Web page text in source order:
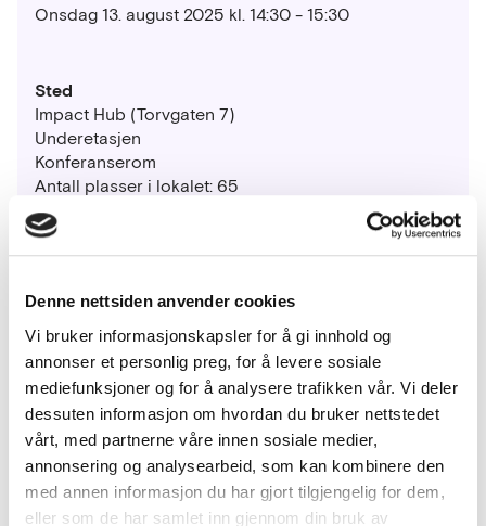
Denne nettsiden anvender cookies
Vi bruker informasjonskapsler for å gi innhold og
annonser et personlig preg, for å levere sosiale
mediefunksjoner og for å analysere trafikken vår. Vi deler
dessuten informasjon om hvordan du bruker nettstedet
vårt, med partnerne våre innen sosiale medier,
annonsering og analysearbeid, som kan kombinere den
med annen informasjon du har gjort tilgjengelig for dem,
eller som de har samlet inn gjennom din bruk av
Onsdag 13. august 2025 kl. 14:30 - 15:30
Sted
Impact Hub (Torvgaten 7)
Underetasjen
Konferanserom
Antall plasser i lokalet: 65
Om arrangementet
Arrangementet presenterer følgende caser:
HAV Group: Lavik-Oppedal – autonom ferjedrift i
praksis
Hyke: Fremtidens byferger – utslippsfrie og